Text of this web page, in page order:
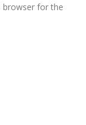
browser for the